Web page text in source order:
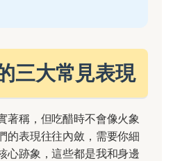
三大常見表現
著稱，但吃醋時不會像火象
的表現往往內斂，需要你細
心跡象，這些都是我和身邊